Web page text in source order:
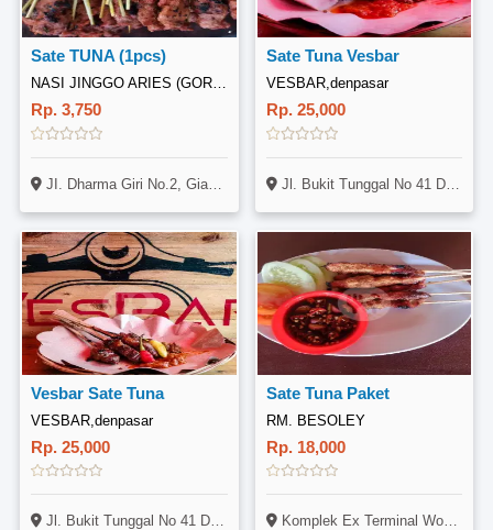
Sate TUNA (1pcs)
NASI JINGGO ARIES (GORONG)
Rp. 3,750
JI. Dharma Giri No.2, Gianyar, Kec. Gianyar, Kabupaten Gianyar, Bali 80511
Sate Tuna Vesbar
VESBAR,denpasar
Rp. 25,000
Jl. Bukit Tunggal No 41 Denpasar, Bali
Vesbar Sate Tuna
VESBAR,denpasar
Rp. 25,000
Jl. Bukit Tunggal No 41 Denpasar, Bali
Sate Tuna Paket
RM. BESOLEY
Rp. 18,000
Komplek Ex Terminal Wonosari, Jl. Sri Tj., Purwosari, Baleharjo, Wonosari, Yogyakarta